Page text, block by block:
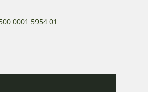
0001 5954 01